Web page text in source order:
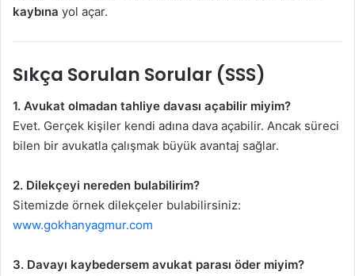
kaybına yol açar.
Sıkça Sorulan Sorular (SSS)
1. Avukat olmadan tahliye davası açabilir miyim?
Evet. Gerçek kişiler kendi adına dava açabilir. Ancak süreci
bilen bir avukatla çalışmak büyük avantaj sağlar.
2. Dilekçeyi nereden bulabilirim?
Sitemizde örnek dilekçeler bulabilirsiniz:
www.gokhanyagmur.com
3. Davayı kaybedersem avukat parası öder miyim?